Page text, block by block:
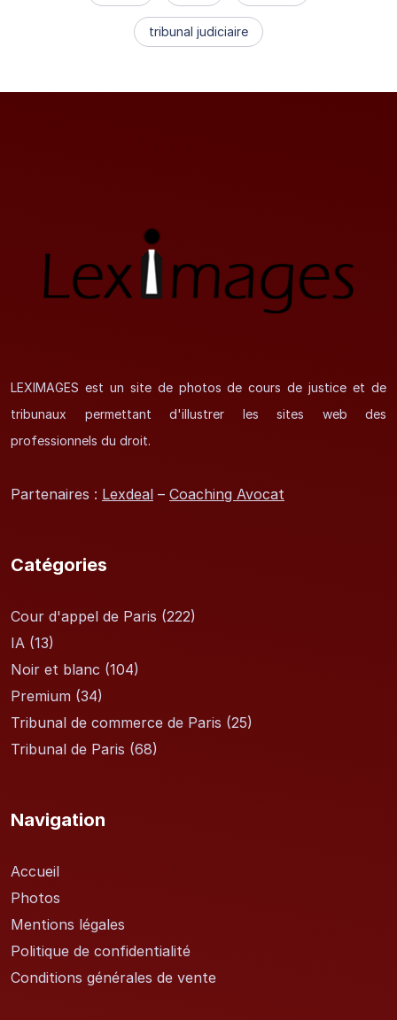
tribunal judiciaire
LEXIMAGES est un site de photos de cours de justice et de
tribunaux permettant d'illustrer les sites web des
professionnels du droit.
Partenaires : Lexdeal – Coaching Avocat
Catégories
Cour d'appel de Paris (222)
IA (13)
Noir et blanc (104)
Premium (34)
Tribunal de commerce de Paris (25)
Tribunal de Paris (68)
Navigation
Accueil
Photos
Mentions légales
Politique de confidentialité
Conditions générales de vente